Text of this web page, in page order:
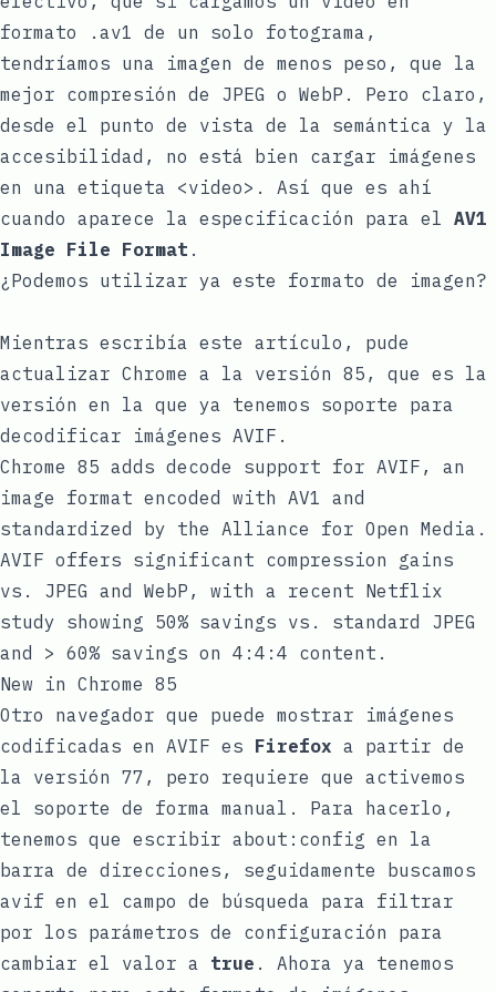
formato
.av1 de un solo fotograma,
tendríamos una imagen de menos peso, que la
mejor compresión de JPEG o WebP. Pero claro,
desde el punto de vista de la semántica y la
accesibilidad, no está bien cargar imágenes
en una etiqueta <video> . Así que es ahí
cuando aparece la especificación para el AV1
Image File Format .
¿Podemos utilizar ya este formato de imagen?
Mientras escribía este artículo, pude
actualizar Chrome a la versión 85, que es la
versión en la que ya tenemos soporte para
decodificar imágenes AVIF.
Chrome 85 adds decode support for AVIF, an
image format encoded with AV1 and
standardized by the Alliance for Open Media.
AVIF offers significant compression gains
vs. JPEG and WebP, with a recent Netflix
study showing 50% savings vs. standard JPEG
and > 60% savings on 4:4:4 content.
New in Chrome 85
Otro navegador que puede mostrar imágenes
codificadas en AVIF es Firefox a partir de
la versión 77, pero requiere que activemos
el soporte de forma manual. Para hacerlo,
tenemos que escribir about:config en la
barra de direcciones, seguidamente buscamos
avif en el campo de búsqueda para filtrar
por los parámetros de configuración para
cambiar el valor a true . Ahora ya tenemos